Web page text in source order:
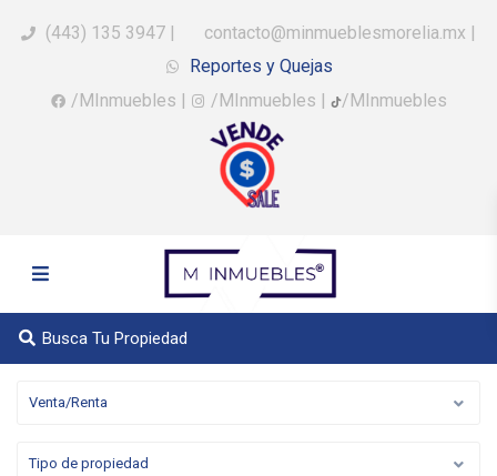
(443) 135 3947 | contacto@minmueblesmorelia.mx |
Reportes y Quejas
/MInmuebles | /MInmuebles | /MInmuebles
Busca Tu Propiedad
Venta/Renta
Tipo de propiedad